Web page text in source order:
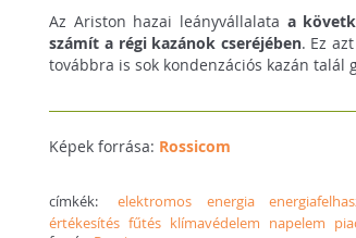
Az Ariston hazai leányvállalata a
számít a régi kazánok cseréjében. Ez
továbbra is sok kondenzációs kazán talál
Képek forrása: Rossicom
címkék: elektromos energia
értékesítés fűtés klímavédelem napelem